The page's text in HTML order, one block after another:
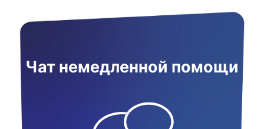
Чат немедленной помощи